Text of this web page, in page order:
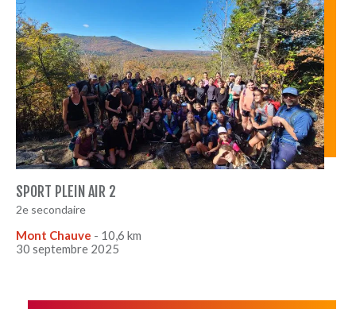
SPORT PLEIN AIR 2
2e secondaire
Mont Chauve - 10,6 km
30 septembre 2025
Superbe journée en bonne compagnie ! Les élèves de
Sport et Plein Air secondaire 2 ont relevé ce beau défi
avec le sourire! Félicitations les filles!